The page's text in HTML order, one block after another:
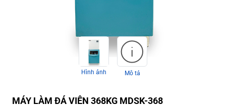
Hình ảnh Mô tả
MÁY LÀM ĐÁ VIÊN 368KG MDSK-368